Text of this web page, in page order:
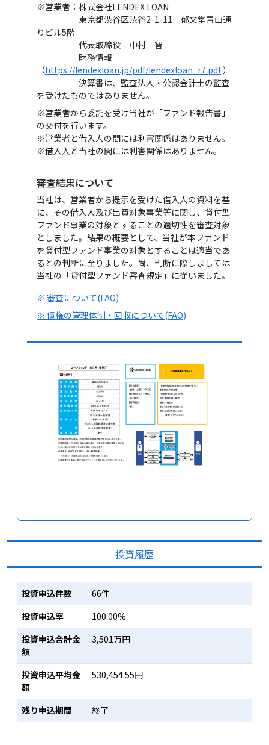
※営業者：株式会社LENDEX LOAN
東京都渋谷区渋谷2-1-11 郁文堂青山通
りビル5階
代表取締役 中村 智
財務情報
（https://lendexloan.jp/pdf/lendexloan_r7.pdf）
決算書は、監査法人・公認会計士の監査
を受けたものではありません。
※営業者から委託を受け当社が「ファンド報告書」
の交付を行います。
※営業者と借入人の間には利害関係はありません。
※借入人と当社の間には利害関係はありません。
審査結果について
当社は、営業者から提示を受けた借入人の資料を基
に、その借入人及び出資対象事業等に関し、貸付型
ファンド事業の対象とすることの適切性を審査対象
としました。結果の概要として、当社が本ファンド
を貸付型ファンド事業の対象とすることは適当であ
るとの判断に至りました。尚、判断に際しましては
当社の「貸付型ファンド審査規定」に従いました。
※ 審査について(FAQ)
※ 債権の管理体制・回収について(FAQ)
投資履歴
投資申込件数
66件
投資申込率
100.00%
投資申込合計金
額
3,501万円
投資申込平均金
額
530,454.55円
残り申込期間 終了